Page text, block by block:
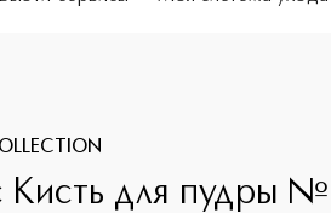
Кисть для пудры